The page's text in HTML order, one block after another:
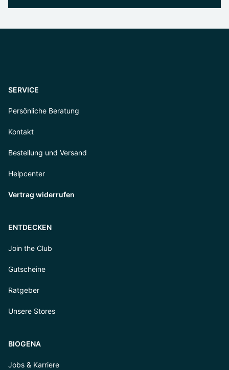
SERVICE
Persönliche Beratung
Kontakt
Bestellung und Versand
Helpcenter
Vertrag widerrufen
ENTDECKEN
Join the Club
Gutscheine
Ratgeber
Unsere Stores
BIOGENA
Jobs & Karriere